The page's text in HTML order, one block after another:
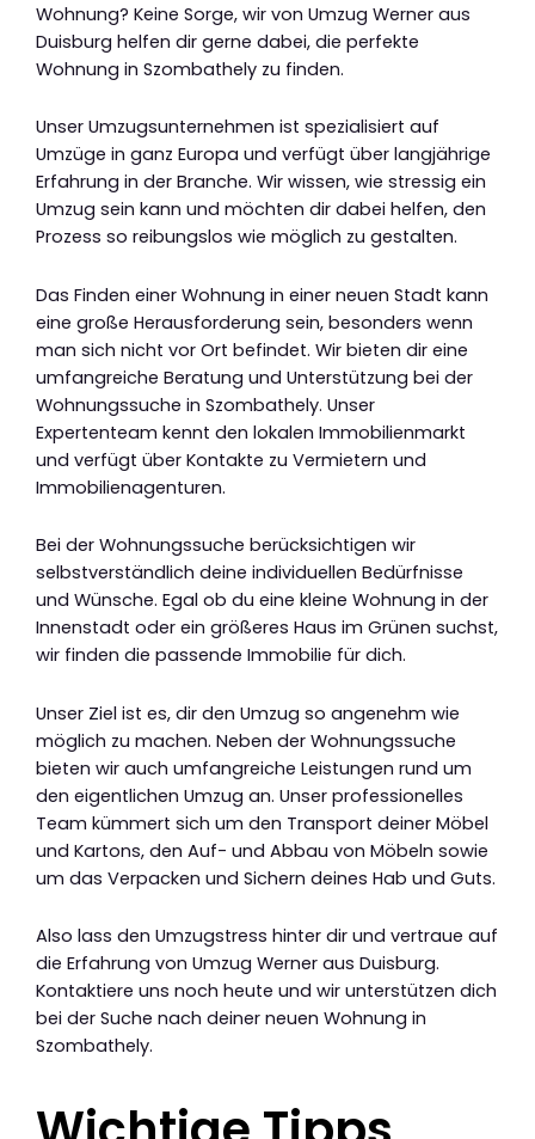
Wohnung? Keine Sorge, wir von Umzug Werner aus
Duisburg helfen dir gerne dabei, die perfekte
Wohnung in Szombathely zu finden.
Unser Umzugsunternehmen ist spezialisiert auf
Umzüge in ganz Europa und verfügt über langjährige
Erfahrung in der Branche. Wir wissen, wie stressig ein
Umzug sein kann und möchten dir dabei helfen, den
Prozess so reibungslos wie möglich zu gestalten.
Das Finden einer Wohnung in einer neuen Stadt kann
eine große Herausforderung sein, besonders wenn
man sich nicht vor Ort befindet. Wir bieten dir eine
umfangreiche Beratung und Unterstützung bei der
Wohnungssuche in Szombathely. Unser
Expertenteam kennt den lokalen Immobilienmarkt
und verfügt über Kontakte zu Vermietern und
Immobilienagenturen.
Bei der Wohnungssuche berücksichtigen wir
selbstverständlich deine individuellen Bedürfnisse
und Wünsche. Egal ob du eine kleine Wohnung in der
Innenstadt oder ein größeres Haus im Grünen suchst,
wir finden die passende Immobilie für dich.
Unser Ziel ist es, dir den Umzug so angenehm wie
möglich zu machen. Neben der Wohnungssuche
bieten wir auch umfangreiche Leistungen rund um
den eigentlichen Umzug an. Unser professionelles
Team kümmert sich um den Transport deiner Möbel
und Kartons, den Auf- und Abbau von Möbeln sowie
um das Verpacken und Sichern deines Hab und Guts.
Also lass den Umzugstress hinter dir und vertraue auf
die Erfahrung von Umzug Werner aus Duisburg.
Kontaktiere uns noch heute und wir unterstützen dich
bei der Suche nach deiner neuen Wohnung in
Szombathely.